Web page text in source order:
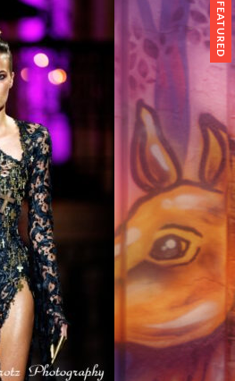
FEATURED